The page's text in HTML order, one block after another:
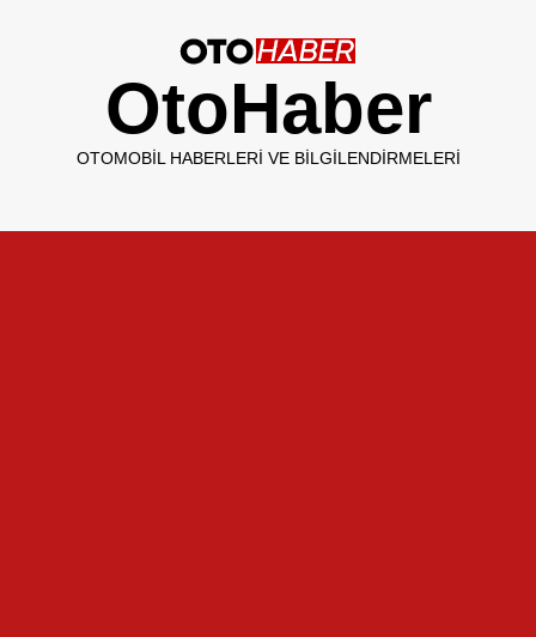
OtoHaber
OTOMOBIL HABERLERI VE BILGILENDIRMELERI